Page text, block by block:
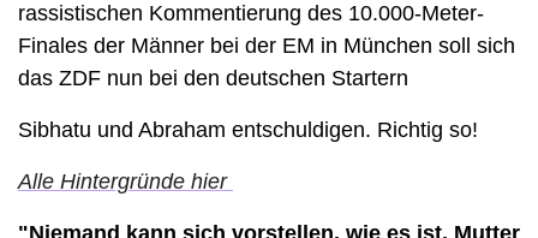
rassistischen Kommentierung des 10.000-Meter-
Finales der Männer bei der EM in München soll sich
das ZDF nun bei den deutschen Startern
Sibhatu und Abraham entschuldigen. Richtig so!
Alle Hintergründe hier